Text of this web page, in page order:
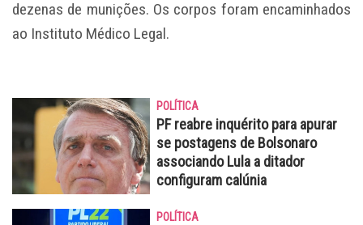
dezenas de munições. Os corpos foram encaminhados
ao Instituto Médico Legal.
POLÍTICA
PF reabre inquérito para apurar
se postagens de Bolsonaro
associando Lula a ditador
configuram calúnia
POLÍTICA